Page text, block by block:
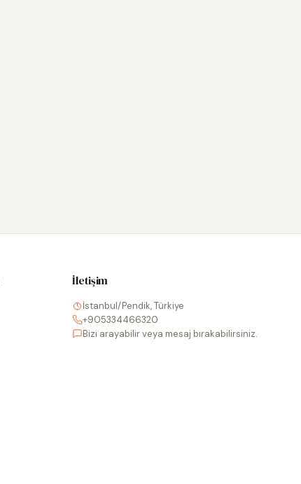
İletişim
İstanbul/Pendik, Türkiye
+905334466320
Bizi arayabilir veya mesaj bırakabilirsiniz.